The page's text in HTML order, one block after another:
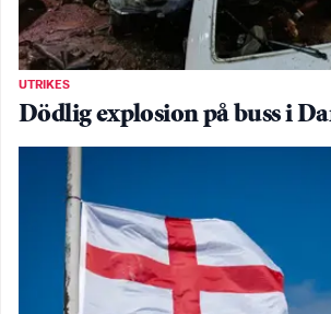
UTRIKES
Dödlig explosion på buss i